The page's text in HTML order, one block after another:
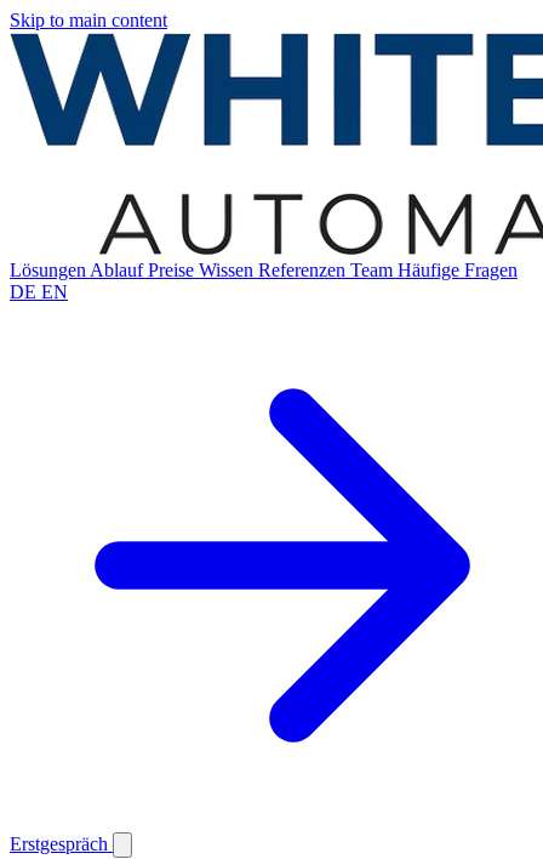
Skip to main content
Lösungen AblaufPreise Wissen Referenzen Team Häufige Fragen
DE EN
Erstgespräch